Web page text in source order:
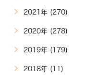
2021年 (270)
2020年 (278)
2019年 (179)
2018年 (11)